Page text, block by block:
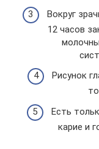
Вокруг
12 часов
Рисунок
Есть
карие и